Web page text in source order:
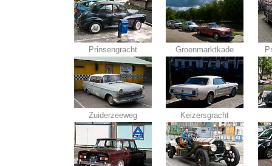
Prinsengracht Groenmarktkade
Zuiderzeeweg Keizersgracht